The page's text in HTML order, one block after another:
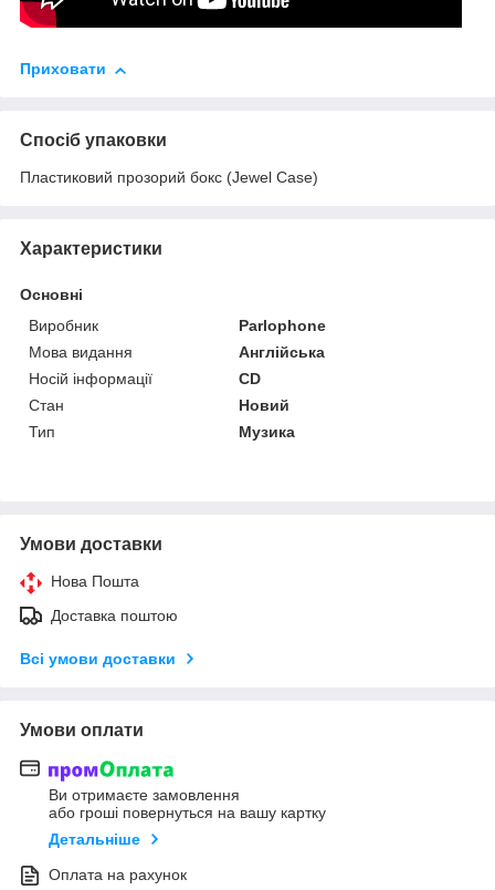
Приховати
Спосіб упаковки
Пластиковий прозорий бокс (Jewel Case)
Характеристики
Основні
Виробник
Parlophone
Мова видання
Англійська
Носій інформації
CD
Стан
Новий
Тип
Музика
Умови доставки
Нова Пошта
Доставка поштою
Всі умови доставки
Умови оплати
Ви отримаєте замовлення
або гроші повернуться на вашу картку
Детальніше
Оплата на рахунок